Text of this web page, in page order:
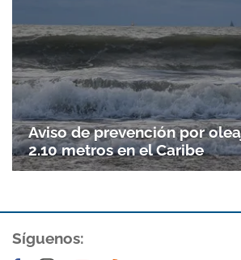
Gracias por suscribirte a
Aviso de prevención por
2.10 metros en el Caribe
Síguenos: